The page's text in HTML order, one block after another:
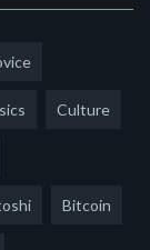
Culture
Bitcoin